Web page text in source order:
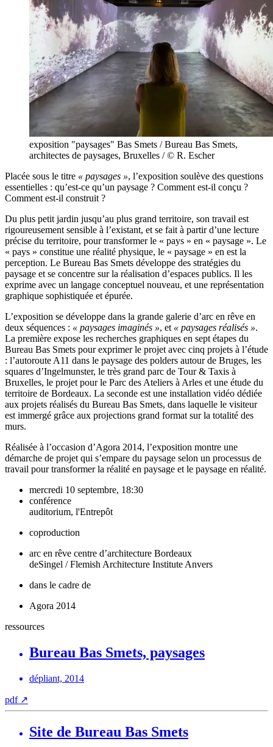
exposition "paysages" Bas Smets / Bureau Bas Smets,
architectes de paysages, Bruxelles / © R. Escher
Placée sous le titre « paysages », l’exposition soulève des questions
essentielles : qu’est-ce qu’un paysage ? Comment est-il conçu ?
Comment est-il construit ?
Du plus petit jardin jusqu’au plus grand territoire, son travail est
rigoureusement sensible à l’existant, et se fait à partir d’une lecture
précise du territoire, pour transformer le « pays » en « paysage ». Le
« pays » constitue une réalité physique, le « paysage » en est la
perception. Le Bureau Bas Smets développe des stratégies du
paysage et se concentre sur la réalisation d’espaces publics. Il les
exprime avec un langage conceptuel nouveau, et une représentation
graphique sophistiquée et épurée.
L’exposition se développe dans la grande galerie d’arc en rêve en
deux séquences : « paysages imaginés », et « paysages réalisés ».
La première expose les recherches graphiques en sept étapes du
Bureau Bas Smets pour exprimer le projet avec cinq projets à l’étude
: l’autoroute A11 dans le paysage des polders autour de Bruges, les
squares d’Ingelmunster, le très grand parc de Tour & Taxis à
Bruxelles, le projet pour le Parc des Ateliers à Arles et une étude du
territoire de Bordeaux. La seconde est une installation vidéo dédiée
aux projets réalisés du Bureau Bas Smets, dans laquelle le visiteur
est immergé grâce aux projections grand format sur la totalité des
murs.
Réalisée à l’occasion d’Agora 2014, l’exposition montre une
démarche de projet qui s’empare du paysage selon un processus de
travail pour transformer la réalité en paysage et le paysage en réalité.
mercredi 10 septembre, 18:30
conférence
auditorium, l'Entrepôt
coproduction
arc en rêve centre d’architecture Bordeaux
deSingel / Flemish Architecture Institute Anvers
dans le cadre de
Agora 2014
ressources
Bureau Bas Smets, paysages
dépliant, 2014
pdf ↗
Site de Bureau Bas Smets